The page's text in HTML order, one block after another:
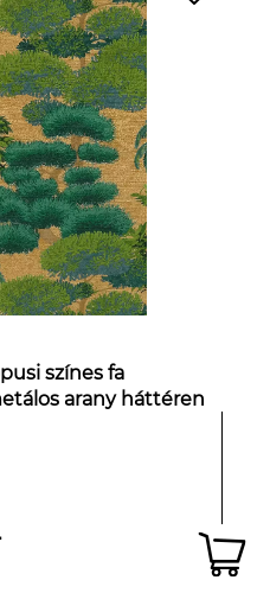
színes fa
arany háttéren